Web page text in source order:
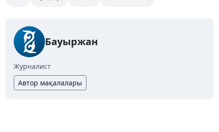
Бауыржан
Журналист
Автор мақалалары